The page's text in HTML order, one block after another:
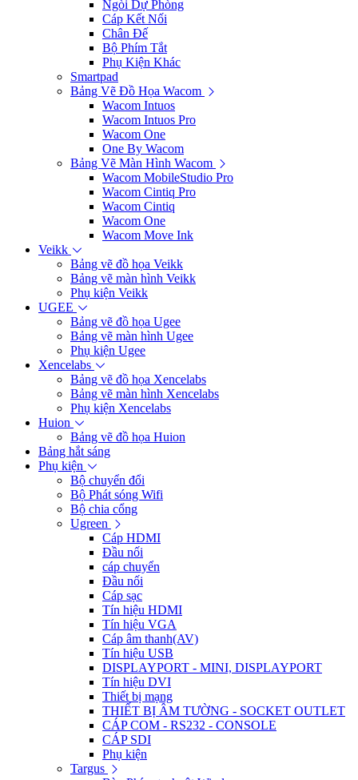
Ngòi Dự Phòng
Cáp Kết Nối
Chân Đế
Bộ Phím Tắt
Phụ Kiện Khác
Smartpad
Bảng Vẽ Đồ Họa Wacom
Wacom Intuos
Wacom Intuos Pro
Wacom One
One By Wacom
Bảng Vẽ Màn Hình Wacom
Wacom MobileStudio Pro
Wacom Cintiq Pro
Wacom Cintiq
Wacom One
Wacom Move Ink
Veikk
Bảng vẽ đồ họa Veikk
Bảng vẽ màn hình Veikk
Phụ kiện Veikk
UGEE
Bảng vẽ đồ họa Ugee
Bảng vẽ màn hình Ugee
Phụ kiện Ugee
Xencelabs
Bảng vẽ đồ họa Xencelabs
Bảng vẽ màn hình Xencelabs
Phụ kiện Xencelabs
Huion
Bảng vẽ đồ họa Huion
Bảng hắt sáng
Phụ kiện
Bộ chuyển đổi
Bộ Phát sóng Wifi
Bộ chia cổng
Ugreen
Cáp HDMI
Đầu nối
cáp chuyển
Đầu nối
Cáp sạc
Tín hiệu HDMI
Tín hiệu VGA
Cáp âm thanh(AV)
Tín hiệu USB
DISPLAYPORT - MINI, DISPLAYPORT
Tín hiệu DVI
Thiết bị mạng
THIẾT BỊ ÂM TƯỜNG - SOCKET OUTLET
CÁP COM - RS232 - CONSOLE
CÁP SDI
Phụ kiện
Targus